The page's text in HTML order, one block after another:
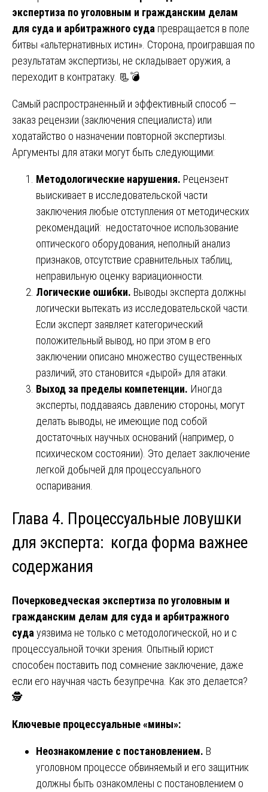
экспертиза по уголовным и гражданским делам
для суда и арбитражного суда превращается в поле
битвы «альтернативных истин». Сторона, проигравшая по
результатам экспертизы, не складывает оружия, а
переходит в контратаку. 📃💣
Самый распространенный и эффективный способ —
заказ рецензии (заключения специалиста) или
ходатайство о назначении повторной экспертизы.
Аргументы для атаки могут быть следующими:
Методологические нарушения. Рецензент
выискивает в исследовательской части
заключения любые отступления от методических
рекомендаций: недостаточное использование
оптического оборудования, неполный анализ
признаков, отсутствие сравнительных таблиц,
неправильную оценку вариационности.
Логические ошибки. Выводы эксперта должны
логически вытекать из исследовательской части.
Если эксперт заявляет категорический
положительный вывод, но при этом в его
заключении описано множество существенных
различий, это становится «дырой» для атаки.
Выход за пределы компетенции. Иногда
эксперты, поддаваясь давлению стороны, могут
делать выводы, не имеющие под собой
достаточных научных оснований (например, о
психическом состоянии). Это делает заключение
легкой добычей для процессуального
оспаривания.
Глава 4. Процессуальные ловушки
для эксперта: когда форма важнее
содержания
Почерковедческая экспертиза по уголовным и
гражданским делам для суда и арбитражного
суда уязвима не только с методологической, но и с
процессуальной точки зрения. Опытный юрист
способен поставить под сомнение заключение, даже
если его научная часть безупречна. Как это делается?
🕵️
Ключевые процессуальные «мины»:
Неознакомление с постановлением. В
уголовном процессе обвиняемый и его защитник
должны быть ознакомлены с постановлением о